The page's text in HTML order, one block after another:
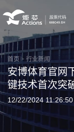
首页 > 行业新闻
安博体育官网
键技术首次突
12/22/2024 11:26:50